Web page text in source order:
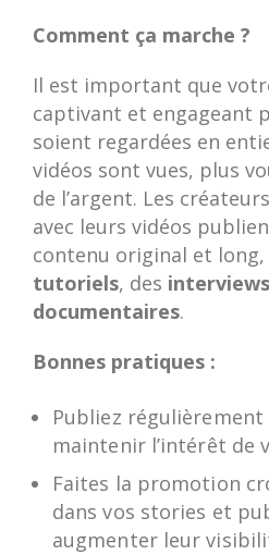
Comment ça marche ?
Il est important que
captivant et engageant
soient regardées en
vidéos sont vues, plus
de l’argent. Les
avec leurs vidéos
contenu original et long,
tutoriels, des interviews
documentaires.
Bonnes pratiques :
Publiez
maintenir l’intérêt de
Faites la promotion
dans vos stories et
augmenter leur